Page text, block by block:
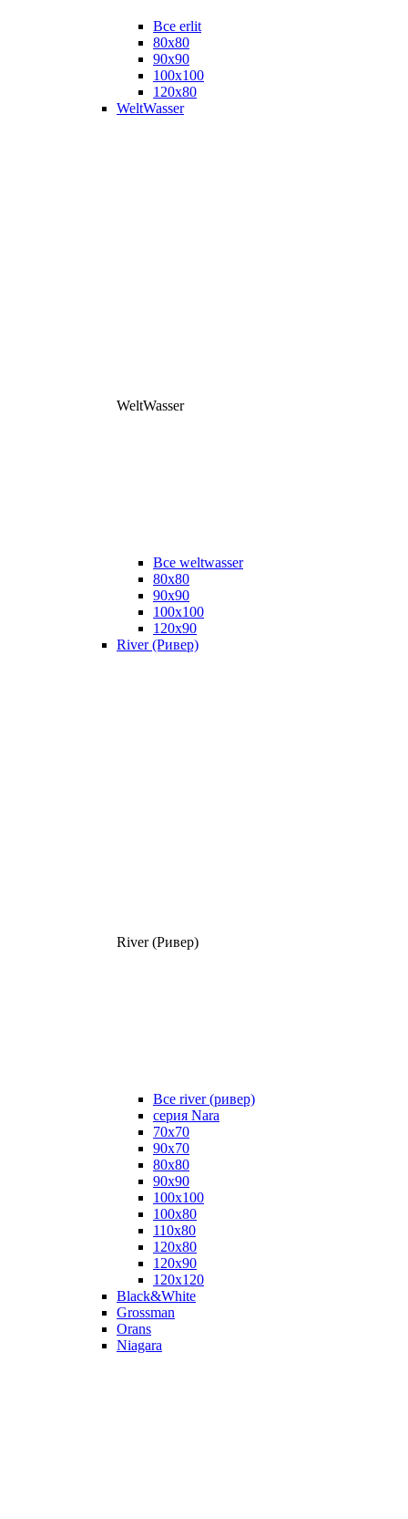
Все erlit
80x80
90x90
100x100
120x80
WeltWasser
WeltWasser
Все weltwasser
80x80
90x90
100x100
120x90
River (Ривер)
River (Ривер)
Все river (ривер)
серия Nara
70х70
90х70
80x80
90x90
100x100
100х80
110х80
120x80
120х90
120х120
Black&White
Grossman
Orans
Niagara